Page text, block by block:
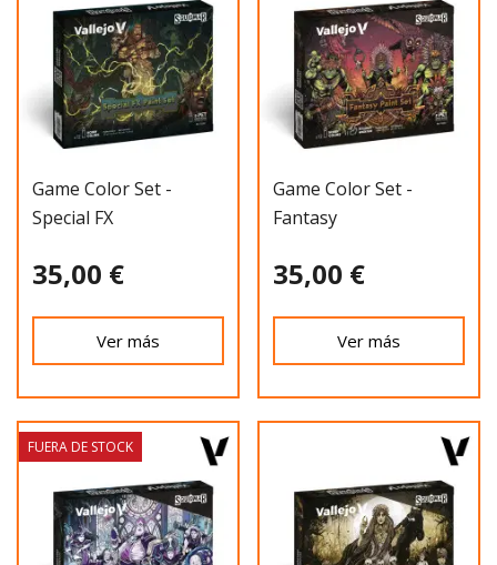
Game Color Set -
Special FX
35,00 €
Ver más
Game Color Set -
Fantasy
35,00 €
Ver más
FUERA DE STOCK